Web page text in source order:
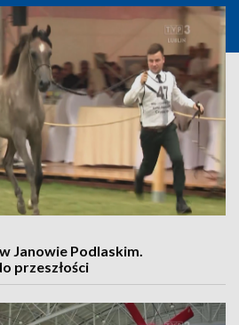
Janowie Podlaskim.
przeszłości